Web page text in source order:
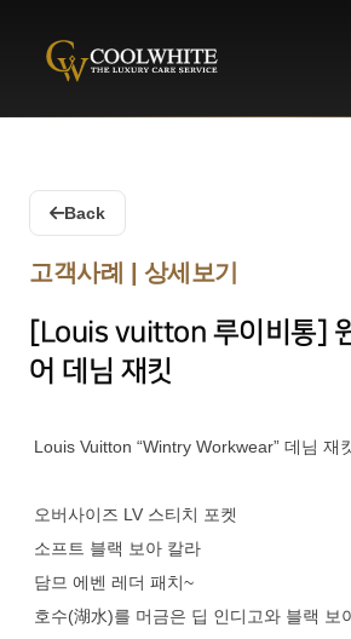
Coolwhite
Back
고객사례 | 상세보기
[Louis vuitton 루이비통]
어 데님 재킷
Louis Vuitton “Wintry Workwear” 데님 재
오버사이즈 LV 스티치 포켓
소프트 블랙 보아 칼라
담므 에벤 레더 패치~
호수(湖水)를 머금은 딥 인디고와 블랙 보